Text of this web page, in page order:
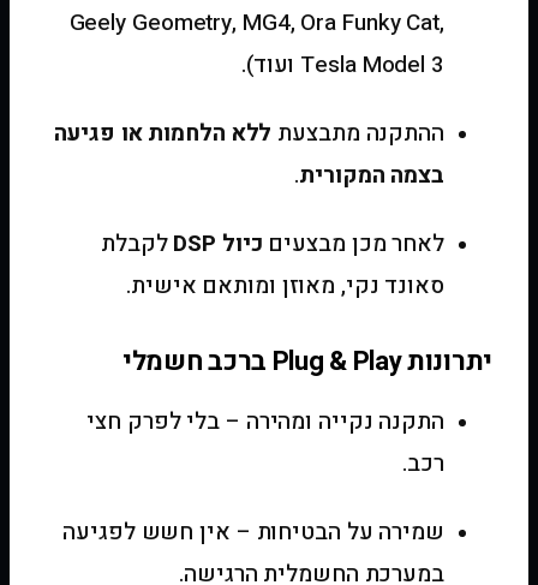
Geely Geometry, MG4, Ora Funky Cat,
Tesla Model 3 ועוד).
ההתקנה מתבצעת ללא הלחמות או פגיעה
בצמה המקורית.
לאחר מכן מבצעים כיול DSP
לקבלת
סאונד נקי, מאוזן ומותאם אישית.
יתרונות Plug & Play ברכב חשמלי
התקנה נקייה ומהירה – בלי לפרק חצי
רכב.
שמירה על הבטיחות – אין חשש לפגיעה
במערכת החשמלית הרגישה.